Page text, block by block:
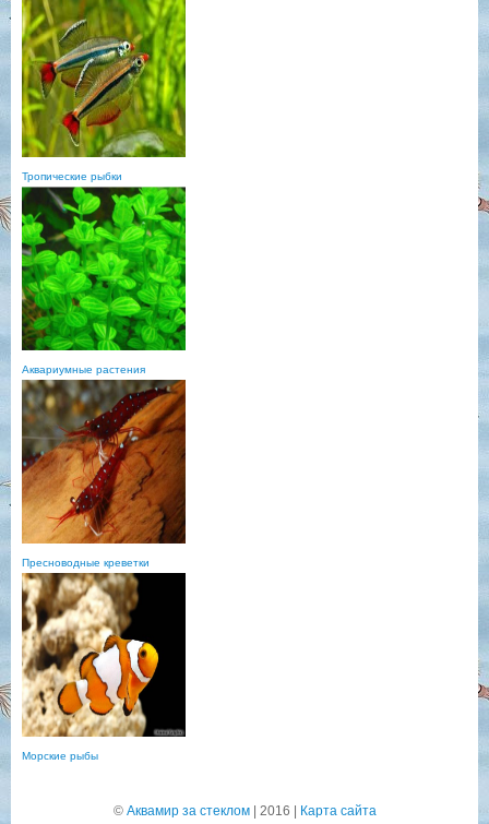
Тропические рыбки
Аквариумные растения
Пресноводные креветки
Морские рыбы
© Аквамир за стеклом| 2016 | Карта сайта